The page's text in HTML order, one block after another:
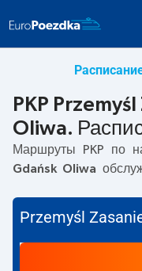
PKP
Oliwa.
Маршруты PKP по
Gdańsk Oliwa
Gdańsk Oliwaтакже
предлагают более
Przemyśl